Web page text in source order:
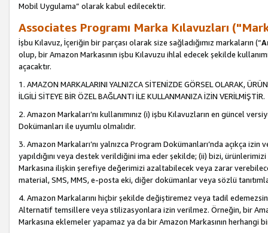
Mobil Uygulama” olarak kabul edilecektir.
Associates Programı Marka Kılavuzları
İşbu Kılavuz, İçeriğin bir parçası olarak size sağladığımız markaların (“
olup, bir Amazon Markasının işbu Kılavuzu ihlal edecek şekilde
açacaktır.
1. AMAZON MARKALARINI YALNIZCA SİTENİZDE GÖRSEL OLARAK,
İLGİLİ SİTEYE BİR ÖZEL BAĞLANTI İLE KULLANMANIZA İZİN VERİLMİŞTİR.
2. Amazon Markaları’nı kullanımınız (i) işbu Kılavuzların en güncel
Dokümanları ile uyumlu olmalıdır.
3. Amazon Markaları’nı yalnızca Program Dokümanları’nda açıkça
yapıldığını veya destek verildiğini ima eder şekilde; (ii) bizi,
Markasına ilişkin şerefiye değerimizi azaltabilecek veya zarar
material, SMS, MMS, e-posta eki, diğer dokümanlar veya sözlü
4. Amazon Markalarını hiçbir şekilde değiştiremez veya tadil
Alternatif temsillere veya stilizasyonlara izin verilmez. Örneğin, bir
Markasına eklemeler yapamaz ya da bir Amazon Markasının herhangi